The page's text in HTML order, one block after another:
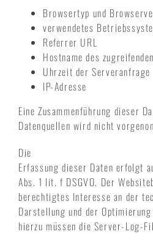
Browsertyp und
verwendetes
Referrer URL
Hostname des
Uhrzeit der Serveranfrage
IP-Adresse
Eine Zusammenführung dieser
Datenquellen wird nicht
Die
Erfassung dieser Daten erfolgt
Abs. 1 lit. f DSGVO. Der
berechtigtes Interesse an der
Darstellung und der
hierzu müssen die Server-Log-